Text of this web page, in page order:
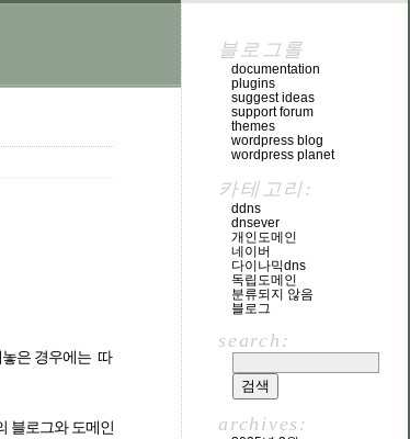
놓은 경우에는 따
블로그와 도메인
블로그롤
documentation
plugins
suggest ideas
support forum
themes
wordpress blog
wordpress planet
카테고리:
ddns
dnsever
개인도메인
네이버
다이나믹dns
독립도메인
분류되지 않음
블로그
search:
archives: